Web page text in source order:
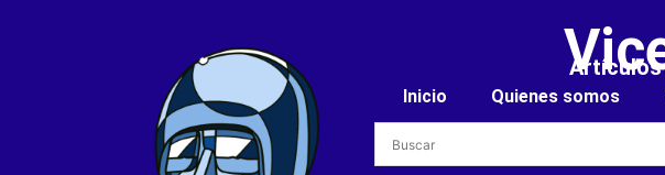
Artículos
Inicio Quienes somos